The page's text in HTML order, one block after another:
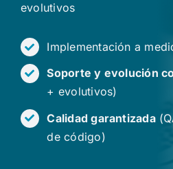
evolutivos
Implementación a
Soporte y evolución
+ evolutivos)
Calidad garantizada
de código)